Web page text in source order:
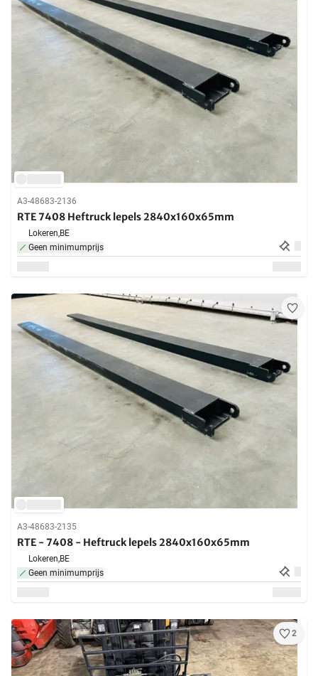
A3-48683-2136
RTE 7408 Heftruck lepels 2840x160x65mm
Lokeren,BE
Geen minimumprijs
A3-48683-2135
RTE - 7408 - Heftruck lepels 2840x160x65mm
Lokeren,BE
Geen minimumprijs
2